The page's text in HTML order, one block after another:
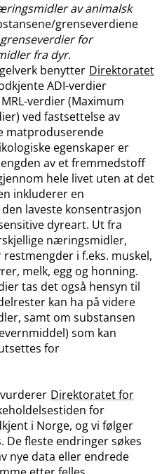
av animalsk
​grenseverdiene
for
fra dyr.
benytter Direktoratet
ADI-verdier
verdier (Maximum
ved fastsettelse av
matproduserende
egenskaper er
av et fremmedstoff
hele livet uten at det
inkluderer en
laveste konsentrasjon
dyreart. Ut fra
næringsmidler,
i f.eks. muskel,
melk, egg og honning.
tas det også hensyn til
kan ha på videre
samt om substansen
som kan
for
Direktoratet for
for
i Norge, og vi følger
De fleste endringer søkes
nye data eller endrede